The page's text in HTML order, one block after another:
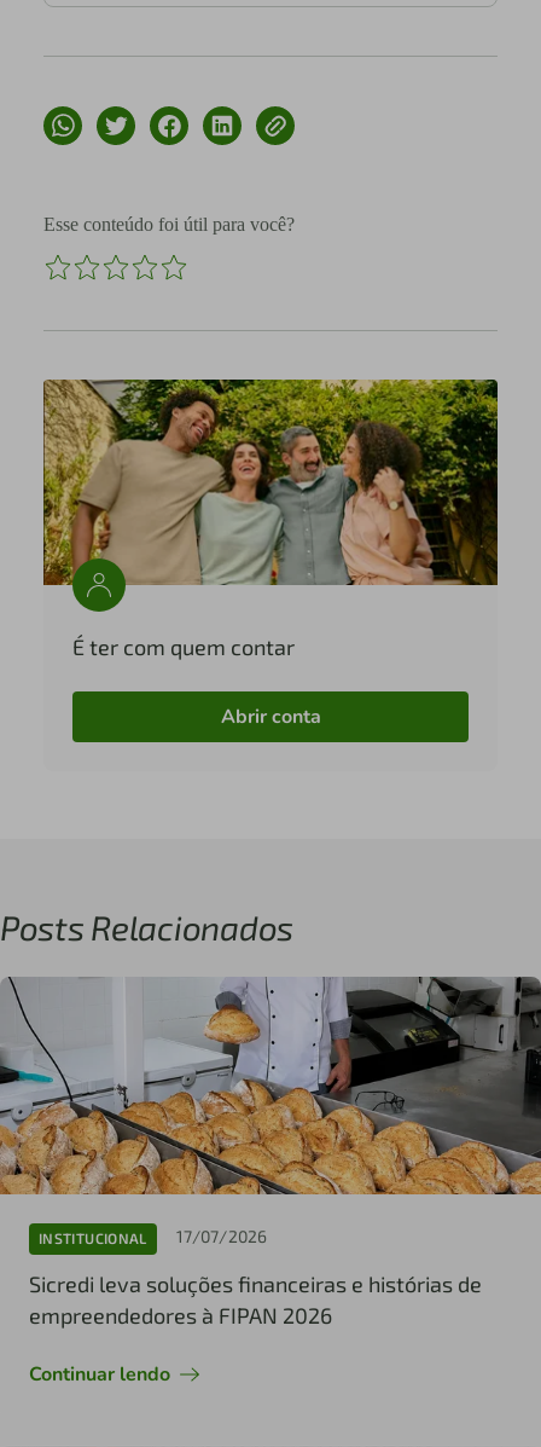
Esse conteúdo foi útil para você?
É ter com quem contar
Abrir conta
Posts Relacionados
INSTITUCIONAL 17/07/2026
Sicredi leva soluções financeiras e histórias de
empreendedores à FIPAN 2026
Continuar lendo